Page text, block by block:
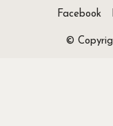
Facebook
©